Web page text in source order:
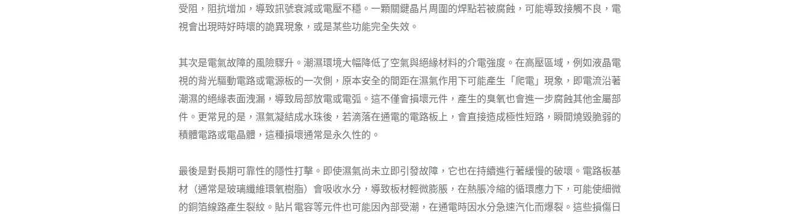
受阻，阻抗增加，導致訊號衰減或電壓不穩。一顆關鍵晶片周圍的焊點若被腐蝕，可能導致接觸不良，電
視會出現時好時壞的詭異現象，或是某些功能完全失效。
其次是電氣故障的風險驟升。潮濕環境大幅降低了空氣與絕緣材料的介電強度。在高壓區域，例如液晶電
視的背光驅動電路或電源板的一次側，原本安全的間距在濕氣作用下可能產生「爬電」現象，即電流沿著
潮濕的絕緣表面洩漏，導致局部放電或電弧。這不僅會損壞元件，產生的臭氧也會進一步腐蝕其他金屬部
件。更常見的是，濕氣凝結成水珠後，若滴落在通電的電路板上，會直接造成極性短路，瞬間燒毀脆弱的
積體電路或電晶體，這種損壞通常是永久性的。
最後是對長期可靠性的隱性打擊。即使濕氣尚未立即引發故障，它也在持續進行著緩慢的破壞。電路板基
材（通常是玻璃纖維環氧樹脂）會吸收水分，導致板材輕微膨脹，在熱脹冷縮的循環應力下，可能使細微
的銅箔線路產生裂紋。貼片電容等元件也可能因內部受潮，在通電時因水分急速汽化而爆裂。這些損傷日